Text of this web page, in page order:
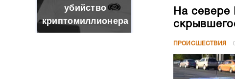
убийство
криптомиллионера
На севере
ПРОИСШЕСТВИЯ